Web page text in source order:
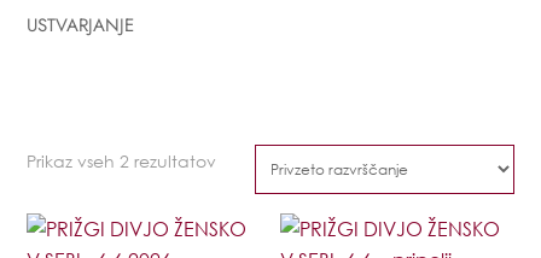
USTVARJANJE
Prikaz vseh 2 rezultatov